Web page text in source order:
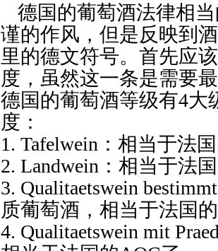
德国的葡萄酒法律相
谨的作风，但是反映到
里的德文符号。首先应
度，虽然这一条是需要
德国的葡萄酒等级有4大
度：
1. Tafelwein：相当于法
2. Landwein：相当于法
3. Qualitaetswein
质葡萄酒，相当于法国
4. Qualitaetswein mit